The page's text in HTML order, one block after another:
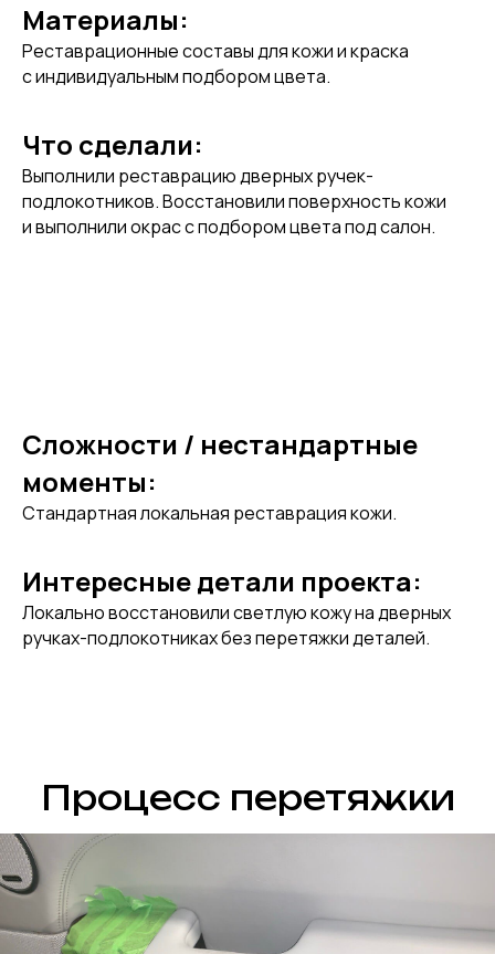
Материалы:
Реставрационные составы для кожи и краска
с индивидуальным подбором цвета.
Что сделали:
Выполнили реставрацию дверных ручек-
подлокотников. Восстановили поверхность кожи
и выполнили окрас с подбором цвета под салон.
Сложности / нестандартные
моменты:
Стандартная локальная реставрация кожи.
Интересные детали проекта:
Локально восстановили светлую кожу на дверных
ручках-подлокотниках без перетяжки деталей.
Процесс перетяжки